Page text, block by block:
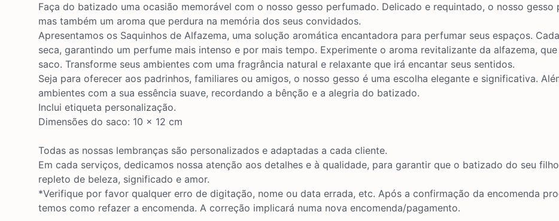
Faça do batizado uma ocasião memorável com o nosso gesso perfumado. Delicado e requintado, o nosso
mas também um aroma que perdura na memória dos seus convidados.
Apresentamos os Saquinhos de Alfazema, uma solução aromática encantadora para perfumar seus espaços.
seca, garantindo um perfume mais intenso e por mais tempo. Experimente o aroma revitalizante da alfazema,
saco. Transforme seus ambientes com uma fragrância natural e relaxante que irá encantar seus sentidos.
Seja para oferecer aos padrinhos, familiares ou amigos, o nosso gesso é uma escolha elegante e significativa.
ambientes com a sua essência suave, recordando a bênção e a alegria do batizado.
Inclui etiqueta personalização.
Dimensões do saco: 10 x 12 cm
Todas as nossas lembranças são personalizados e adaptadas a cada cliente.
Em cada serviços, dedicamos nossa atenção aos detalhes e à qualidade, para garantir que o batizado do seu
repleto de beleza, significado e amor.
*Verifique por favor qualquer erro de digitação, nome ou data errada, etc. Após a confirmação da encomenda
temos como refazer a encomenda. A correção implicará numa nova encomenda/pagamento.